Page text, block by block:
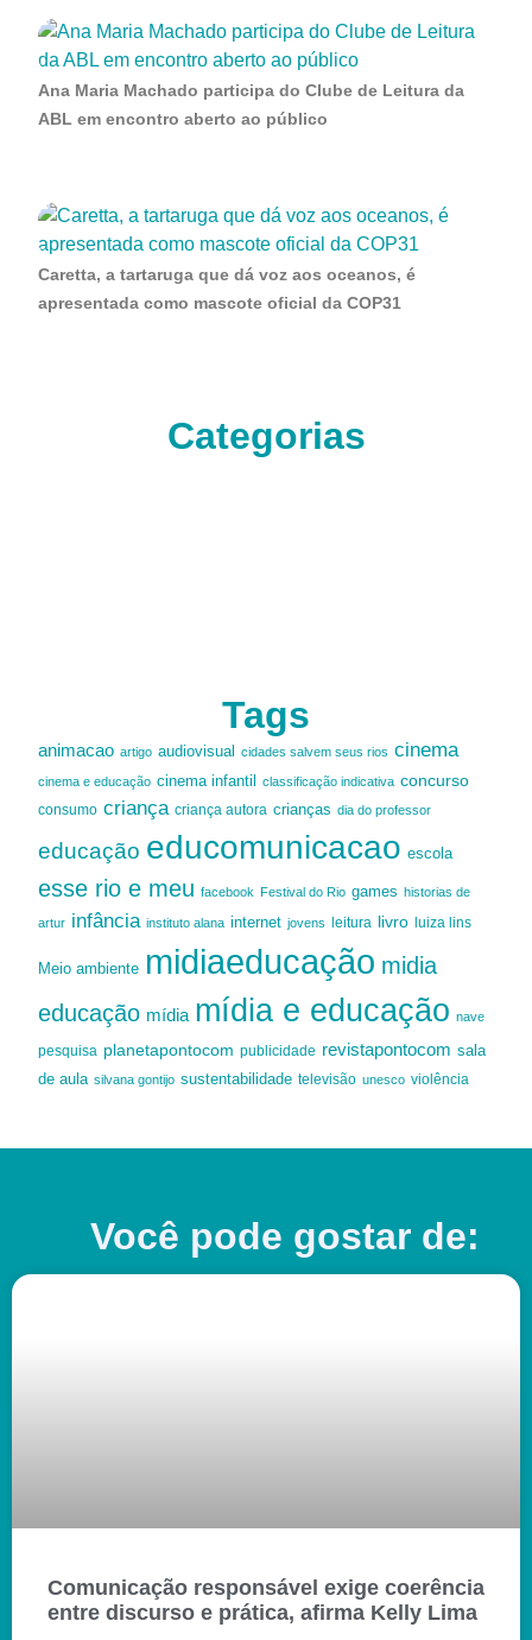
Ana Maria Machado participa do Clube de Leitura da
ABL em encontro aberto ao público
Caretta, a tartaruga que dá voz aos oceanos, é
apresentada como mascote oficial da COP31
Categorias
Tags
animacao artigo audiovisual cidades salvem seus rios cinema
cinema e educação cinema infantil classificação indicativa concurso
consumo criança criança autora crianças dia do professor
educação educomunicacao escola
esse rio e meu facebook Festival do Rio games historias de
artur infância instituto alana internet jovens leitura livro luiza lins
Meio ambiente midiaeducação midia
educação mídia mídia e educação nave
pesquisa planetapontocom publicidade revistapontocom sala
de aula silvana gontijo sustentabilidade televisão unesco violência
Você pode gostar de:
Comunicação responsável exige coerência
entre discurso e prática, afirma Kelly Lima